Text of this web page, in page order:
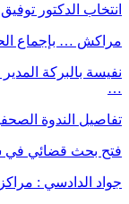
انتخاب الدكتور
مراكش … بإجماع
نفيسة بالبركة
…
تفاصيل الندوة
فتح بحث قضائي في
جواد الدادسي :